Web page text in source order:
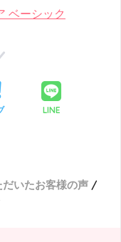
ベーシック
LINE
いたお客様の声